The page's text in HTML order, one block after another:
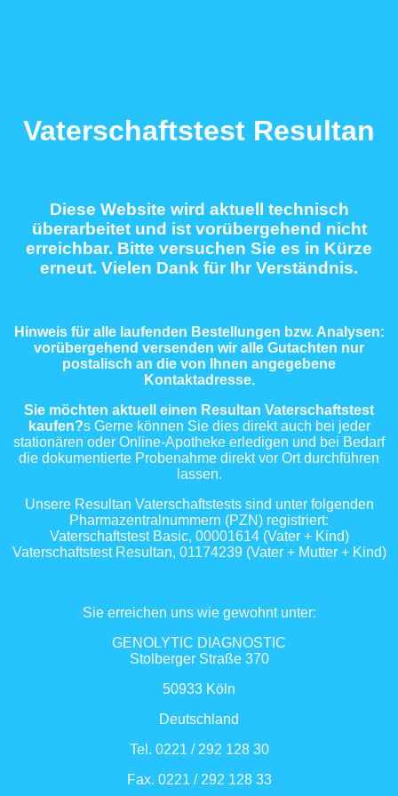
Vaterschaftstest Resultan
Diese Website wird aktuell technisch
überarbeitet und ist vorübergehend nicht
erreichbar. Bitte versuchen Sie es in Kürze
erneut. Vielen Dank für Ihr Verständnis.
Hinweis für alle laufenden Bestellungen bzw. Analysen:
vorübergehend versenden wir alle Gutachten nur
postalisch an die von Ihnen angegebene
Kontaktadresse.
Sie möchten aktuell einen Resultan Vaterschaftstest
kaufen?s Gerne können Sie dies direkt auch bei jeder
stationären oder Online-Apotheke erledigen und bei Bedarf
die dokumentierte Probenahme direkt vor Ort durchführen
lassen.
Unsere Resultan Vaterschaftstests sind unter folgenden
Pharmazentralnummern (PZN) registriert:
Vaterschaftstest Basic, 00001614 (Vater + Kind)
Vaterschaftstest Resultan, 01174239 (Vater + Mutter + Kind)
Sie erreichen uns wie gewohnt unter:
GENOLYTIC DIAGNOSTIC
Stolberger Straße 370
50933 Köln
Deutschland
Tel. 0221 / 292 128 30
Fax. 0221 / 292 128 33